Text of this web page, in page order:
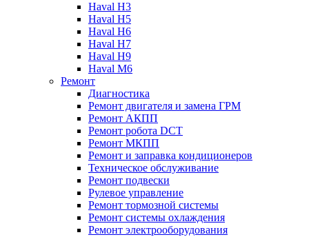
Haval H3
Haval H5
Haval H6
Haval H7
Haval H9
Haval M6
Ремонт
Диагностика
Ремонт двигателя и замена ГРМ
Ремонт АКПП
Ремонт робота DCT
Ремонт МКПП
Ремонт и заправка кондиционеров
Техническое обслуживание
Ремонт подвески
Рулевое управление
Ремонт тормозной системы
Ремонт системы охлаждения
Ремонт электрооборудования